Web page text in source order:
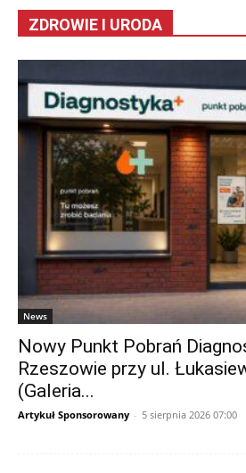
ZDROWIE I URODA
News
Nowy Punkt Pobrań
Rzeszowie przy ul.
(Galeria...
Artykuł Sponsorowany - 5 sierpnia 2026 07:00